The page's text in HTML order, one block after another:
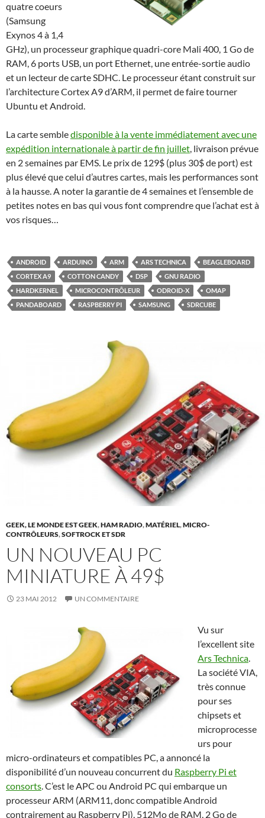
quatre coeurs
(Samsung
Exynos 4 à 1,4
GHz), un processeur graphique quadri-core Mali 400, 1 Go de
RAM, 6 ports USB, un port Ethernet, une entrée-sortie audio
et un lecteur de carte SDHC. Le processeur étant construit sur
l’architecture Cortex A9 d’ARM, il permet de faire tourner
Ubuntu et Android.
La carte sembledisponible à la vente immédiatement avec une
expédition internationale à partir de fin juillet, livraison prévue
en 2 semaines par EMS. Le prix de 129$ (plus 30$ de port) est
plus élevé que celui d’autres cartes, mais les performances sont
à la hausse. A noter la garantie de 4 semaines et l’ensemble de
petites notes en bas qui vous font comprendre que l’achat est à
vos risques…
ANDROID ARDUINO ARM ARS TECHNICA
BEAGLEBOARD
CORTEX A9
COTTON CANDY DSP
GNU RADIO
HARDKERNEL
MICROCONTRÔLEUR ODROID-X
OMAP
PANDABOARD
RASPBERRY PI SAMSUNG SDRCUBE
GEEK, LE MONDE EST GEEK,HAM RADIO,MATÉRIEL,MICRO-
CONTRÔLEURS,SOFTROCK ET SDR
UN NOUVEAU PC
MINIATURE À 49$
23 MAI 2012 UN COMMENTAIRE
Vu sur
l’excellent site
Ars Technica.
La société VIA,
très connue
pour ses
chipsets et
microprocesse
urs pour
micro-ordinateurs et compatibles PC, a annoncé la
disponibilité d’un nouveau concurrent du Raspberry Pi et
consorts. C’est le APC ou Android PC qui embarque un
processeur ARM (ARM11, donc compatible Android
contrairement au Raspberry Pi), 512Mo de RAM, 2 Go de